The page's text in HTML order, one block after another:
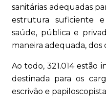
sanitárias adequadas
estrutura suficiente
saúde, pública e
maneira adequada, dos
Ao todo, 321.014 estão
destinada para os
escrivão e